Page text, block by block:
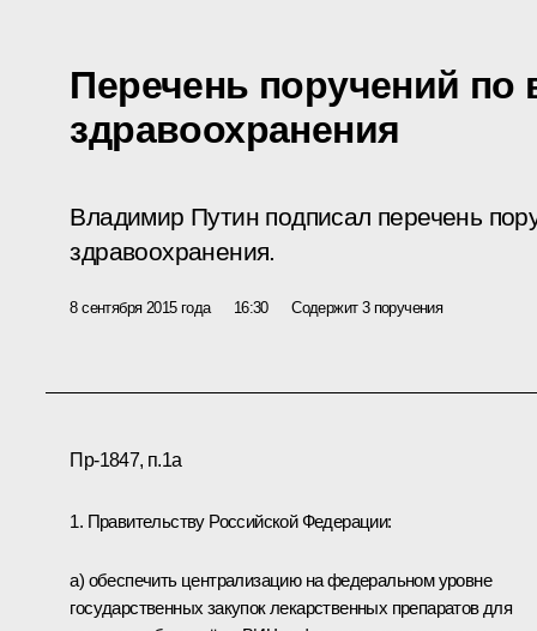
Перечень поручений по
здравоохранения
Владимир Путин подписал перечень
здравоохранения.
8 сентября 2015 года 16:30 Содержит 3 поручения
Пр-1847, п.1а
1. Правительству Российской Федерации:
а) обеспечить централизацию на федеральном уровне
государственных закупок лекарственных препаратов для